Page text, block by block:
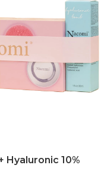
Hyaluronic 10%